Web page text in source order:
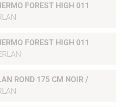
FOREST HIGH 011
FOREST HIGH 011
175 CM NOIR /